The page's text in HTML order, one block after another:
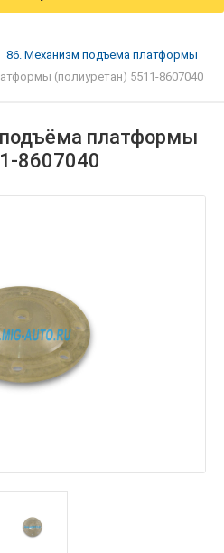
86. Механизм подъема платформы
(полиуретан) 5511-8607040
платформы
8607040